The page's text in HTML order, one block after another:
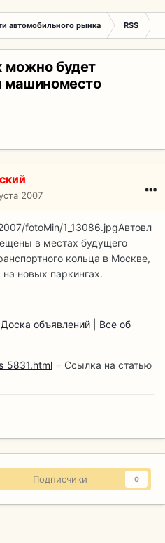
автомобильного рынка RSS
можно будет
машиноместо
2007
fotoMin/1_13086.jpgАвтовл
в местах будущего
кольца в Москве,
новых паркингах.
Доска объявлений
Все об
= Ссылка на статью
Подписчики 0